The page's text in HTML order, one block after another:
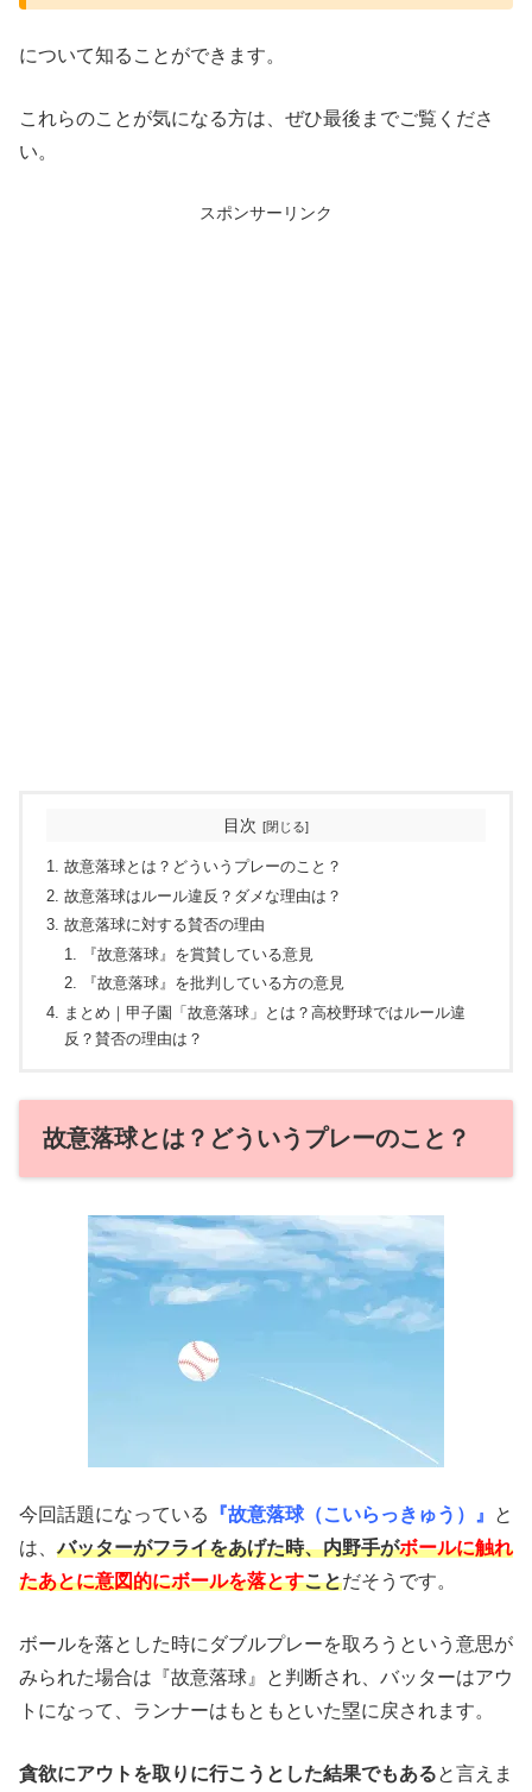
について知ることができます。
これらのことが気になる方は、ぜひ最後までご覧くださ
い。
スポンサーリンク
目次
故意落球とは？どういうプレーのこと？
故意落球はルール違反？ダメな理由は？
故意落球に対する賛否の理由
『故意落球』を賞賛している意見
『故意落球』を批判している方の意見
まとめ｜甲子園「故意落球」とは？高校野球ではルール違
反？賛否の理由は？
故意落球とは？どういうプレーのこと？
今回話題になっている 『故意落球（こいらっきゅう）』
と
は、バッターがフライをあげた時、内野手がボールに触れ
たあとに意図的にボールを落とすことだそうです。
ボールを落とした時にダブルプレーを取ろうという意思が
みられた場合は『故意落球』と判断され、バッターはアウ
トになって、ランナーはもともといた塁に戻されます。
貪欲にアウトを取りに行こうとした結果でもあると言えま